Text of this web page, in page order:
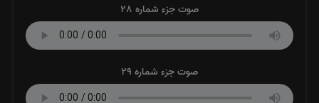
صوت جزء شماره 28
صوت جزء شماره 29